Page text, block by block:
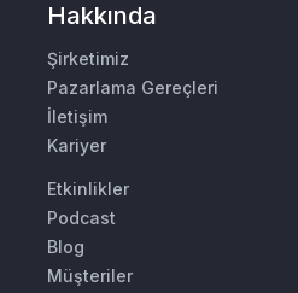
Hakkında
Şirketimiz
Pazarlama Gereçleri
İletişim
Kariyer
Etkinlikler
Podcast
Blog
Müşteriler